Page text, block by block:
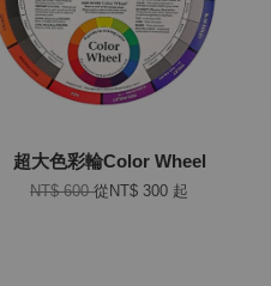
超大色彩輪Color Wheel
NT$ 600從 NT$ 300 起